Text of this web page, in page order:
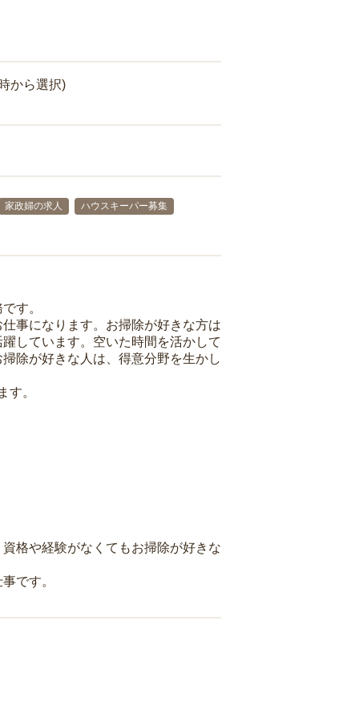
から選択)
家政婦の求人
ハウスキーパー募集
す。
事になります。お掃除が好きな方は
しています。空いた時間を活かして
除が好きな人は、得意分野を生かし
す。
格や経験がなくてもお掃除が好きな
です。